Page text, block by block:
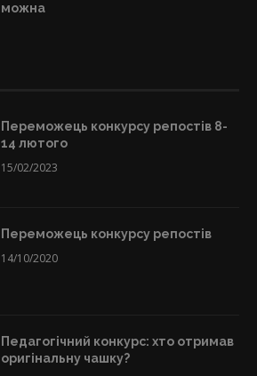
можна
Переможець конкурсу репостів 8-
14 лютого
15/02/2023
Переможець конкурсу репостів
14/10/2020
Педагогічний конкурс: хто отримав
оригінальну чашку?